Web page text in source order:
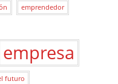
emprendedor
empresa
futuro